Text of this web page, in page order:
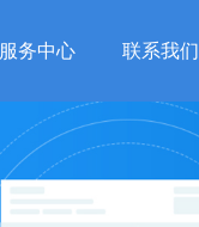
服务中心 联系我们